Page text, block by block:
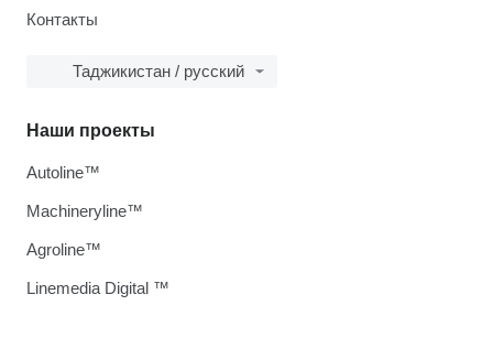
Контакты
Таджикистан / русский
Наши проекты
Autoline™
Machineryline™
Agroline™
Linemedia Digital ™